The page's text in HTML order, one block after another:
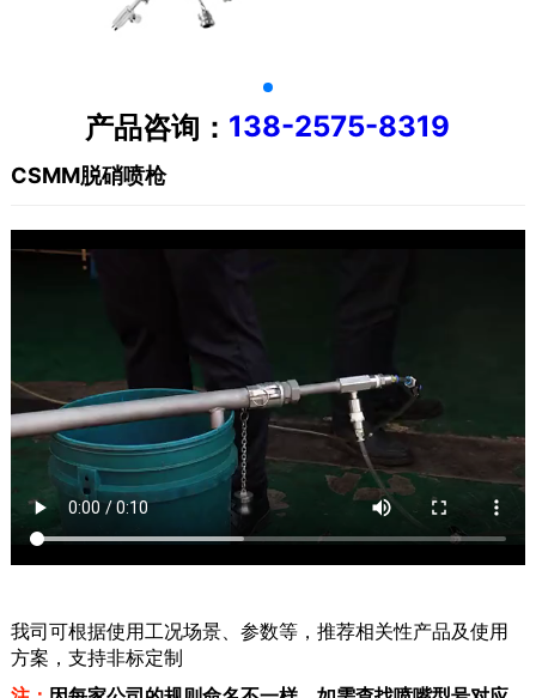
产品咨询： 138-2575-8319
CSMM脱硝喷枪
我司可根据使用工况场景、参数等，推荐相关性产品及使用
方案，支持非标定制